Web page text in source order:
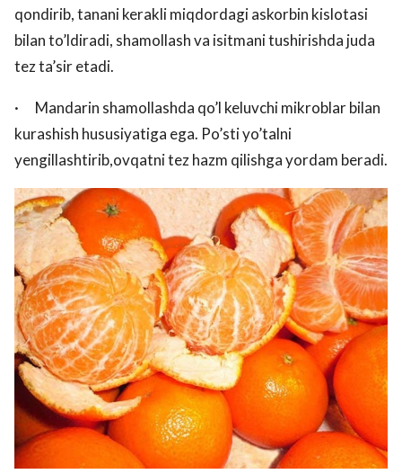
qondirib, tanani kerakli miqdordagi askorbin kislotasi
bilan to’ldiradi, shamollash va isitmani tushirishda juda
tez ta’sir etadi.
· Mandarin shamollashda qo’l keluvchi mikroblar bilan
kurashish hususiyatiga ega. Po’sti yo’talni
yengillashtirib,ovqatni tez hazm qilishga yordam beradi.